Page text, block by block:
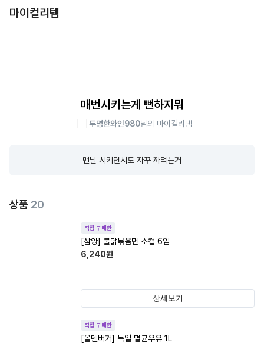
마이컬리템
매번시키는게 뻔하지뭐
투명한와인980님의 마이컬리템
맨날 시키면서도 자꾸 까먹는거
상품 20
직접 구매한
[삼양] 불닭볶음면 소컵 6입
6,240원
상세보기
직접 구매한
[올덴버거] 독일 멸균우유 1L